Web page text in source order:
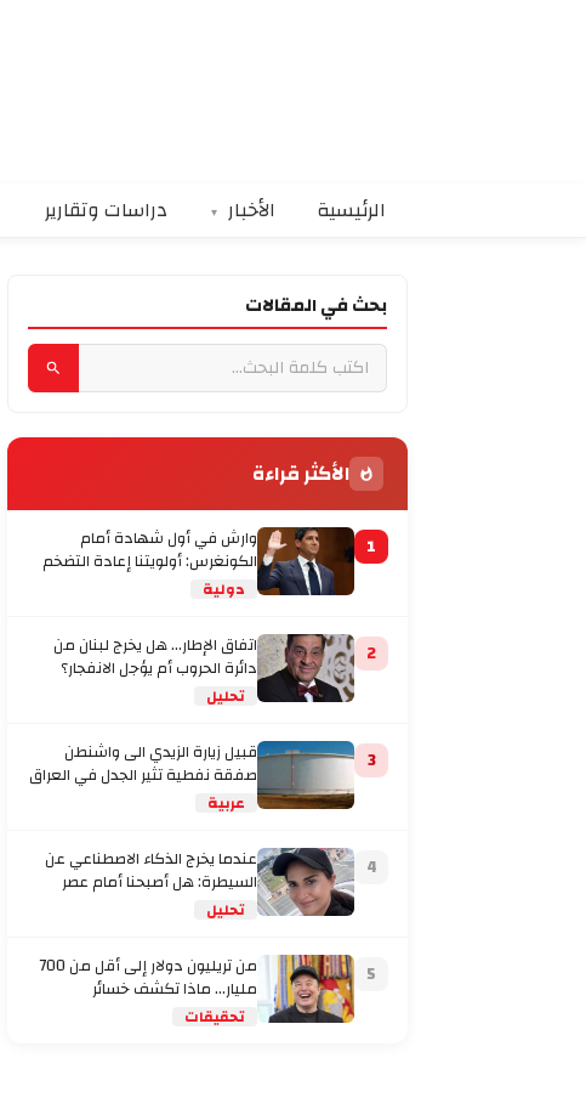
الرئيسية الأخبار دراسات وتقارير
بحث في المقالات
الأكثر قراءة
1 وارش في أول شهادة أمام
الكونغرس: أولويتنا إعادة التضخم
إلى المستهدف
دولية
2 اتفاق الإطار... هل يخرج لبنان من
دائرة الحروب أم يؤجل الانفجار؟
تحليل
3 قبيل زيارة الزيدي الى واشنطن
صفقة نفطية تثير الجدل في العراق
عربية
4 عندما يخرج الذكاء الاصطناعي عن
السيطرة: هل أصبحنا أمام عصر
تحليل
5 من تريليون دولار إلى أقل من 700
مليار… ماذا تكشف خسائر
تحقيقات